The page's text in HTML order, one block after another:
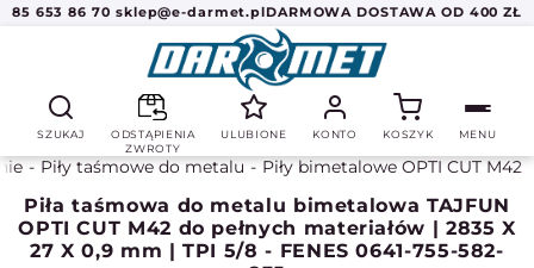
85 653 86 70 sklep@e-darmet.plDARMOWA DOSTAWA OD 400 ZŁ
SZUKAJ
ODSTĄPIENIA
ZWROTY
ULUBIONE KONTO KOSZYK MENU
Piły taśmowe do metalu Piły bimetalowe OPTI CUT M42
Piła taśmowa do metalu bimetalowa TAJFUN
OPTI CUT M42 do pełnych materiałów | 2835 X
27 X 0,9 mm | TPI 5/8 - FENES 0641-755-582-